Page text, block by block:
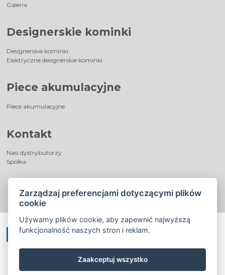
Galeria
Designerskie kominki
Designerskie kominki
Elektryczne designerskie kominki
Piece akumulacyjne
Piece akumulacyjne
Kontakt
Nasi dystrybutorzy
Spółka
Zarządzaj preferencjami dotyczącymi plików
cookie
Używamy plików cookie, aby zapewnić najwyższą
funkcjonalność naszych stron i reklam.
Zaakceptuj wszystko